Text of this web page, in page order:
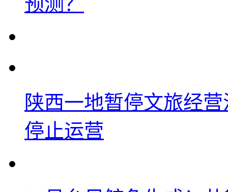
陕西一地暂停文旅经
停止运营